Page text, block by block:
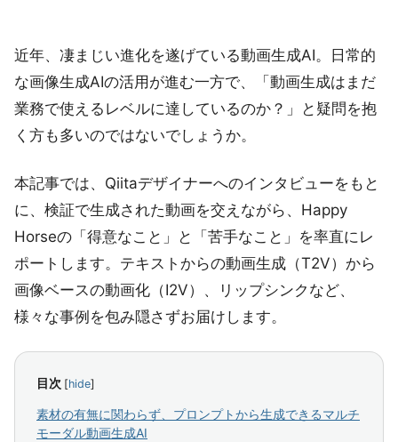
近年、凄まじい進化を遂げている動画生成AI。日常的
な画像生成AIの活用が進む一方で、「動画生成はまだ
業務で使えるレベルに達しているのか？」と疑問を抱
く方も多いのではないでしょうか。
本記事では、Qiitaデザイナーへのインタビューをもと
に、検証で生成された動画を交えながら、Happy
Horseの「得意なこと」と「苦手なこと」を率直にレ
ポートします。テキストからの動画生成（T2V）から
画像ベースの動画化（I2V）、リップシンクなど、
様々な事例を包み隠さずお届けします。
目次 [hide]
素材の有無に関わらず、プロンプトから生成できるマルチ
モーダル動画生成AI